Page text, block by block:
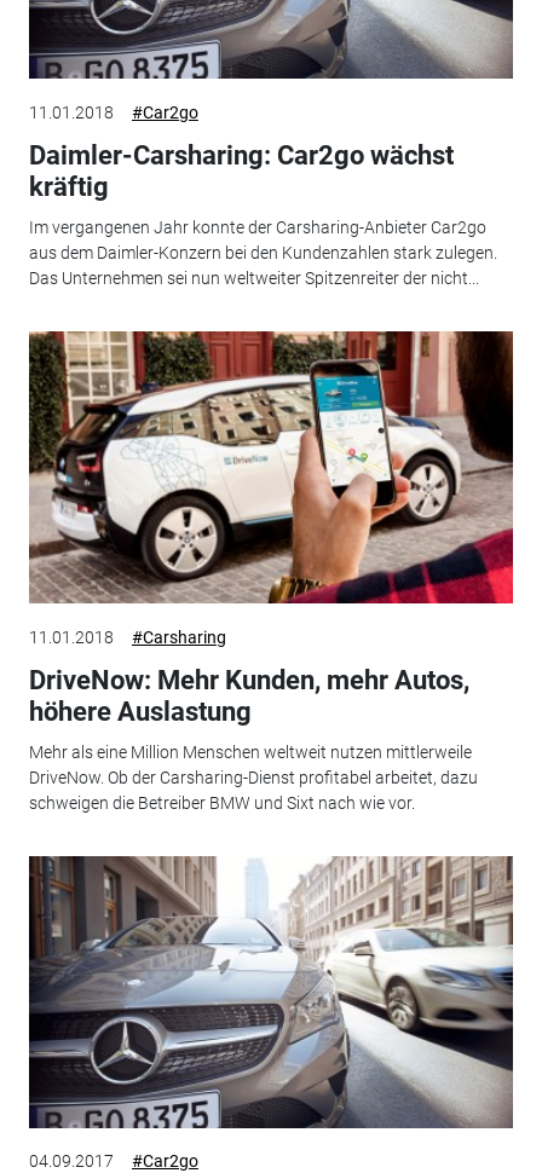
11.01.2018 #Car2go
Daimler-Carsharing: Car2go wächst
kräftig
Im vergangenen Jahr konnte der Carsharing-Anbieter Car2go
aus dem Daimler-Konzern bei den Kundenzahlen stark zulegen.
Das Unternehmen sei nun weltweiter Spitzenreiter der nicht...
11.01.2018 #Carsharing
DriveNow: Mehr Kunden, mehr Autos,
höhere Auslastung
Mehr als eine Million Menschen weltweit nutzen mittlerweile
DriveNow. Ob der Carsharing-Dienst profitabel arbeitet, dazu
schweigen die Betreiber BMW und Sixt nach wie vor.
04.09.2017 #Car2go